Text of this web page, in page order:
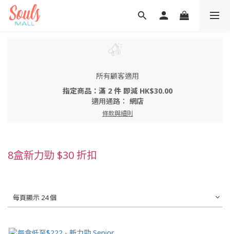
所有顧客適用
指定商品：滿 2 件 即減 HK$30.00
適用通路： 網店
條款與細則
8盒新力勁 $30 折扣
每頁顯示 24 個